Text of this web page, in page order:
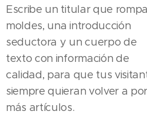
Escribe un titular que rompa
moldes, una introducción
seductora y un cuerpo de
texto con información de
calidad, para que tus
siempre quieran volver a por
más artículos.